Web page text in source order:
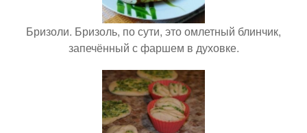
Бризоли. Бризоль, по сути, это омлетный блинчик,
запечённый с фаршем в духовке.